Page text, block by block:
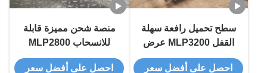
سطح تحميل رافعة سهلة
القفل MLP3200 عرض
3200mm
احصل على أفضل سعر
منصة شحن مميزة قابلة
للانسحاب MLP2800
العرض 2800mm الدعائم
احصل على أفضل سعر